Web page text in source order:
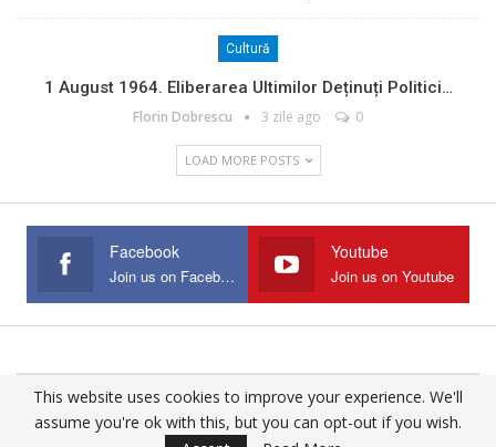
Cultură
1 August 1964. Eliberarea Ultimilor Deținuți Politici…
Florin Dobrescu 3 zile ago 0
LOAD MORE POSTS
Facebook
Join us on Facebook
Youtube
Join us on Youtube
© 2025 - All Rights Reserved.
Website Design:
This website uses cookies to improve your experience. We'll
assume you're ok with this, but you can opt-out if you wish.